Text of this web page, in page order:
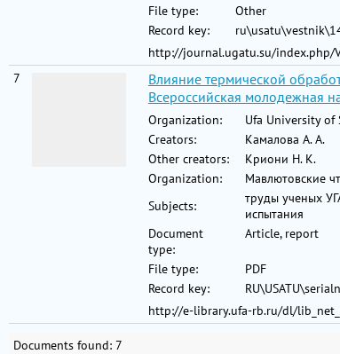
File type:
Other
Record key:
http://journal.ugatu.su/index.php/
7
Влияние термической
Всероссийская молодежная
Organization:
Ufa University of
Creators:
Камалова А. А.
Other creators:
Криони Н. К.
Organization:
Мавлютовские
Subjects:
труды ученых
испытания
Document
type:
Article, report
File type:
PDF
Record key:
http://e-library.ufa-rb.ru/dl/
Documents found: 7